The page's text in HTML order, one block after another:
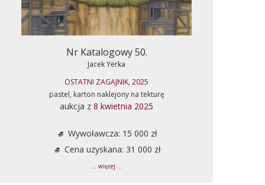
Nr Katalogowy 50.
Jacek Yerka
OSTATNI ZAGAJNIK, 2025
pastel, karton naklejony na tekturę
aukcja z 8 kwietnia 2025
Wywoławcza: 15 000 zł
Cena uzyskana: 31 000 zł
... więcej ...